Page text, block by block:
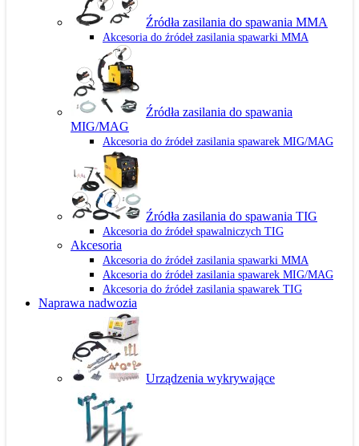
Źródła zasilania do spawania MMA
Akcesoria do źródeł zasilania spawarki MMA
Źródła zasilania do spawania
MIG/MAG
Akcesoria do źródeł zasilania spawarek MIG/MAG
Źródła zasilania do spawania TIG
Akcesoria do źródeł spawalniczych TIG
Akcesoria
Akcesoria do źródeł zasilania spawarki MMA
Akcesoria do źródeł zasilania spawarek MIG/MAG
Akcesoria do źródeł zasilania spawarek TIG
Naprawa nadwozia
Urządzenia wykrywające